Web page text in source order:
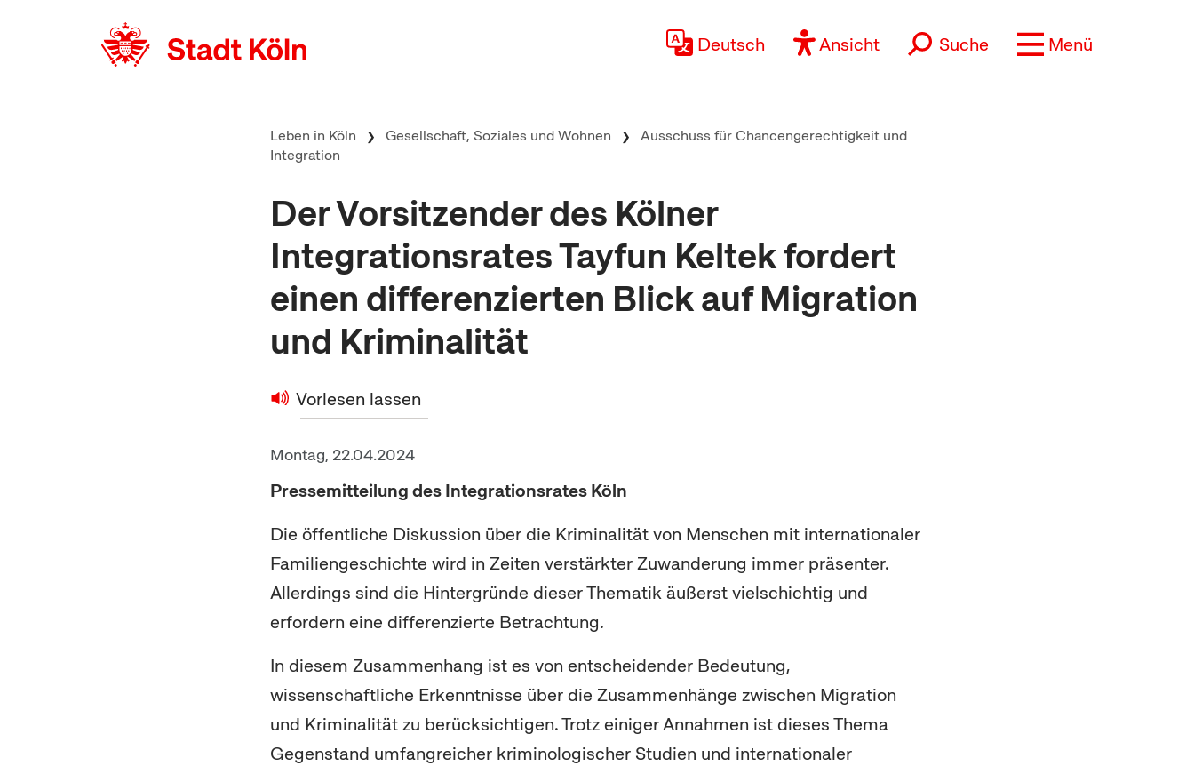
Deutsch
Ansicht Suche Menü
Leben in Köln Gesellschaft, Soziales und Wohnen
Ausschuss für Chancengerechtigkeit und
Integration
Der Vorsitzender des Kölner
Integrationsrates Tayfun Keltek fordert
einen differenzierten Blick auf Migration
und Kriminalität
Vorlesen lassen
Montag, 22.04.2024
Pressemitteilung des Integrationsrates Köln
Die öffentliche Diskussion über die Kriminalität von Menschen mit internationaler
Familiengeschichte wird in Zeiten verstärkter Zuwanderung immer präsenter.
Allerdings sind die Hintergründe dieser Thematik äußerst vielschichtig und
erfordern eine differenzierte Betrachtung.
In diesem Zusammenhang ist es von entscheidender Bedeutung,
wissenschaftliche Erkenntnisse über die Zusammenhänge zwischen Migration
und Kriminalität zu berücksichtigen. Trotz einiger Annahmen ist dieses Thema
Gegenstand umfangreicher kriminologischer Studien und internationaler